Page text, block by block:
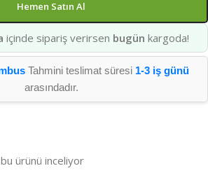
Hemen Satın Al
içinde sipariş verirsen bugün kargoda!
Tahmini teslimat süresi 1-3 iş günü
arasındadır.
ürünü inceliyor